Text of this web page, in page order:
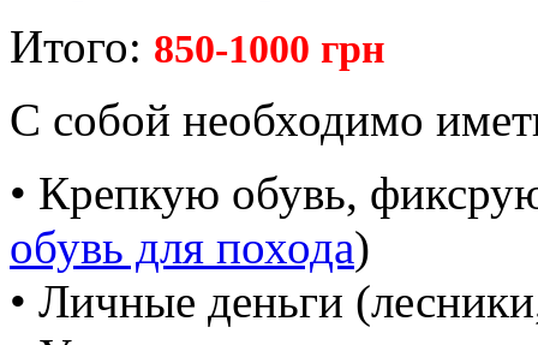
Итого: 850-1000 грн
С собой необходимо
• Крепкую обувь,
обувь для похода)
• Личные деньги